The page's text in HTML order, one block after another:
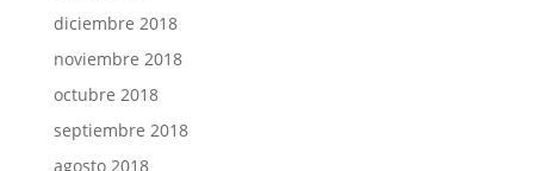
diciembre 2018
noviembre 2018
octubre 2018
septiembre 2018
agosto 2018